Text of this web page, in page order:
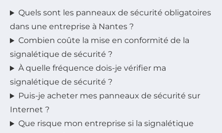
Quels sont les panneaux de sécurité obligatoires
dans une entreprise à Nantes ?
Combien coûte la mise en conformité de la
signalétique de sécurité ?
À quelle fréquence dois-je vérifier ma
signalétique de sécurité ?
Puis-je acheter mes panneaux de sécurité sur
Internet ?
Que risque mon entreprise si la signalétique